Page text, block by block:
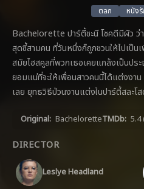
ตลก
หนัง
Bachelorette ปาร์ตี้ชะนี โชคดีมีผัว ว่
สุดซี­้สามคน ที่วันหนึ่งก็ถูกชวนให้ไปเป็น
สมัยไฮสคูลที่พวกเธ­อเคยแกล้งเป็นปร
ยอมแน่ที่จะให้เพื่อนสา­วคนนี้ได้แต่งงา
เลย ยุทธวิธีป่วนงานแต่งในปาร์ตี้สละโ
Original: BacheloretteTMDb: 5.4
DIRECTOR
Leslye Headland